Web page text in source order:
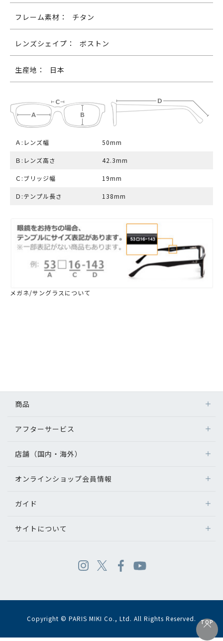
フレーム素材： チタン
レンズシェイプ： ボストン
生産地： 日本
Ａ:レンズ幅 50mm
Ｂ:レンズ高さ 42.3mm
Ｃ:ブリッジ幅 19mm
Ｄ:テンプル長さ 138mm
メガネ/サングラスについて
TOP
商品
アフターサービス
店舗（国内・海外）
オンラインショップ会員情報
ガイド
サイトについて
Copyright © PARIS MIKI Co., Ltd. All Rights Reserved.